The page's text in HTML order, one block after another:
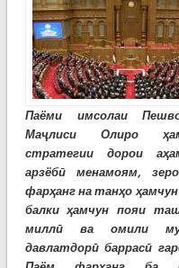
Паёми имсолаи
Маҷлиси Олиро
стратегии дорои
арзёбӣ менамоям,
фарҳанг на танҳо
балки ҳамчун пояи
миллӣ ва омили
давлатдорӣ баррасӣ